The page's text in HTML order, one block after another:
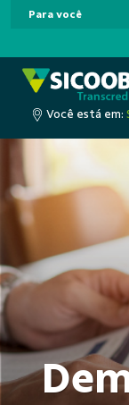
Pular para o
Para você
Você está em: